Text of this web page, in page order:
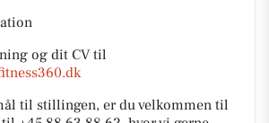
og dit CV til
til stillingen, er du velkommen til